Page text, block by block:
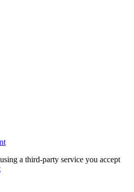
a third-party service you accept